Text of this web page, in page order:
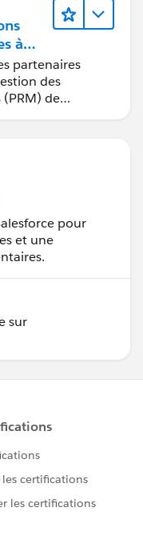
à
partenaires
des
de
pour
et une
sur